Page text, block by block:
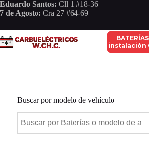
Saltar
al
Eduardo Santos: Cll 1 #18-36
7 de Agosto: Cra 27 #64-69
instalación
Buscar por modelo de vehículo